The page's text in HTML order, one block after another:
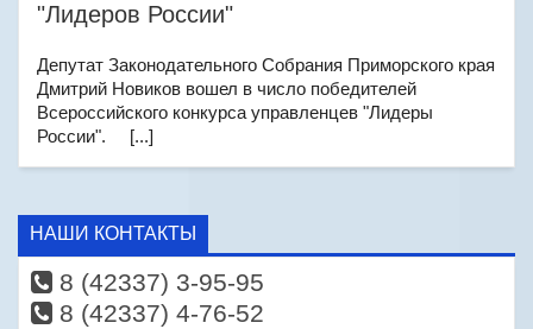
"Лидеров России"
Депутат Законодательного Собрания Приморского края
Дмитрий Новиков вошел в число победителей
Всероссийского конкурса управленцев "Лидеры
России". [...]
НАШИ КОНТАКТЫ
8 (42337) 3-95-95
8 (42337) 4-76-52